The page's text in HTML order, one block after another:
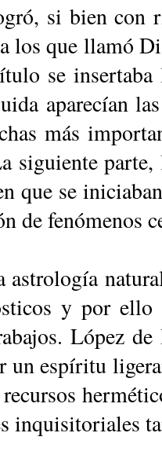
si bien con
los que lla­mó
se
apa­re­cían
más
si­guien­te
que se
de fe­nó­me­nos
y por
Ló­pez
un es­pí­ri­tu
in­qui­si­to­ria­les